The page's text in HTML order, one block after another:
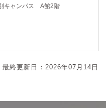
キャンパス A館2階
最終更新日：2026年07月14日